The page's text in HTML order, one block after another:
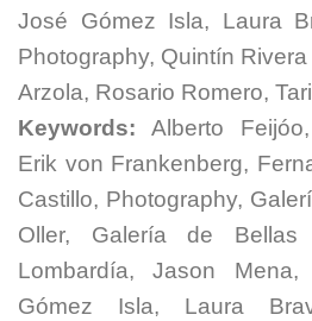
José Gómez Isla, Laura
Photography, Quintín
Arzola, Rosario Romero,
Keywords: Alberto
Erik von Frankenberg,
Castillo, Photography,
Oller, Galería de
Lombardía, Jason
Gómez Isla, Laura